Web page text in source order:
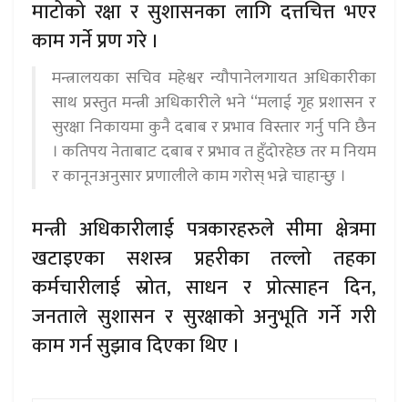
माटोको रक्षा र सुशासनका लागि दत्तचित्त भएर
काम गर्ने प्रण गरे ।
मन्त्रालयका सचिव महेश्वर न्यौपानेलगायत अधिकारीका
साथ प्रस्तुत मन्त्री अधिकारीले भने ‘‘मलाई गृह प्रशासन र
सुरक्षा निकायमा कुनै दबाब र प्रभाव विस्तार गर्नु पनि छैन
। कतिपय नेताबाट दबाब र प्रभाव त हुँदोरहेछ तर म नियम
र कानूनअनुसार प्रणालीले काम गरोस् भन्ने चाहान्छु ।
मन्त्री अधिकारीलाई पत्रकारहरुले सीमा क्षेत्रमा
खटाइएका सशस्त्र प्रहरीका तल्लो तहका
कर्मचारीलाई स्रोत, साधन र प्रोत्साहन दिन,
जनताले सुशासन र सुरक्षाको अनुभूति गर्ने गरी
काम गर्न सुझाव दिएका थिए ।